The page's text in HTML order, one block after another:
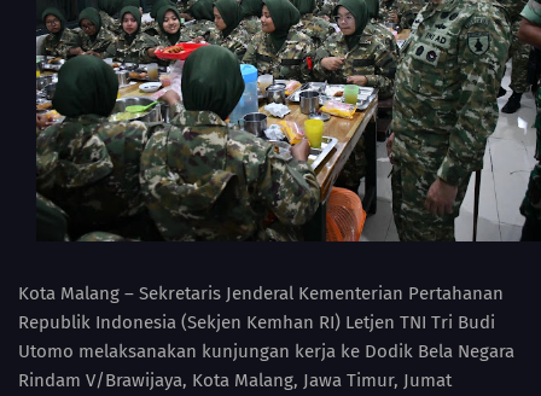
Kota Malang – Sekretaris Jenderal Kementerian Pertahanan
Republik Indonesia (Sekjen Kemhan RI) Letjen TNI Tri Budi
Utomo melaksanakan kunjungan kerja ke Dodik Bela Negara
Rindam V/Brawijaya, Kota Malang, Jawa Timur, Jumat